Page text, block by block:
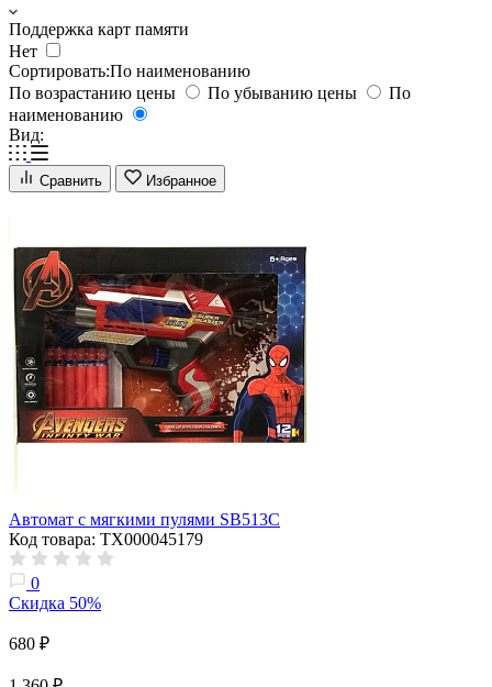
Поддержка карт памяти
Нет
Сортировать:По наименованию
По возрастанию цены
По убыванию цены
По
наименованию
Вид:
Сравнить Избранное
Автомат с мягкими пулями SB513C
Код товара: ТХ000045179
0
Скидка 50%
680 ₽